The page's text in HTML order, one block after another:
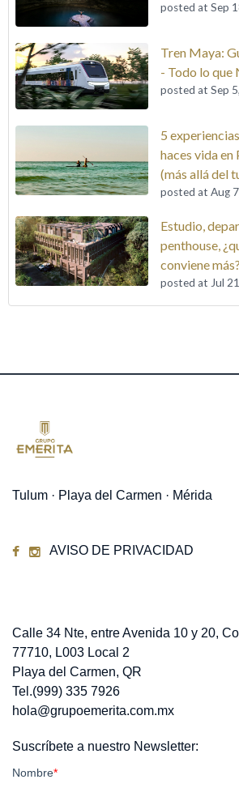
posted at Sep
Tren Maya:
- Todo lo que
posted at Sep
5
haces vida en
(más allá del
posted at Aug
Estudio,
penthouse,
conviene más?
posted at Jul
Tulum · Playa del Carmen · Mérida
AVISO DE PRIVACIDAD
Calle 34 Nte, entre Avenida 10 y 20,
77710, L003 Local 2
Playa del Carmen, QR
Tel.(999) 335 7926
hola@grupoemerita.com.mx
Suscríbete a nuestro Newsletter: